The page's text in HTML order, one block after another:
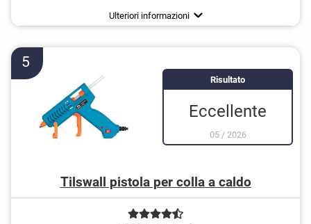
Materiale impermeabile
Ulteriori informazioni
5
Risultato
Eccellente
05/ 2026
Tilswall pistola per colla a caldo